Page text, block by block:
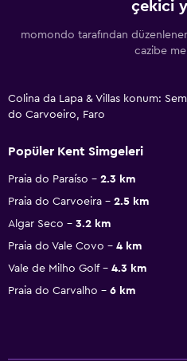
çekici
momondo tarafından
cazibe
Colina da Lapa & Villas konum:
do Carvoeiro, Faro
Popüler Kent Simgeleri
Praia do Paraíso
2.3 km
Praia do Carvoeira
2.5 km
Algar Seco
3.2 km
Praia do Vale Covo
4 km
Vale de Milho Golf
4.3 km
Praia do Carvalho
6 km